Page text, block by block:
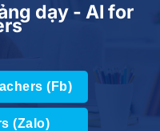
dạy - AI for
(Fb)
(Zalo)